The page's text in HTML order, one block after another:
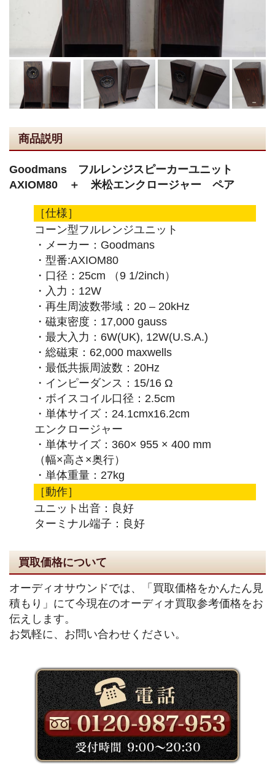
商品説明
Goodmans フルレンジスピーカーユニット
AXIOM80 ＋ 米松エンクロージャー ペア
［仕様］
コーン型フルレンジユニット
・メーカー：Goodmans
・型番:AXIOM80
・口径：25cm （9 1/2inch）
・入力：12W
・再生周波数帯域：20 – 20kHz
・磁束密度：17,000 gauss
・最大入力：6W(UK), 12W(U.S.A.)
・総磁束：62,000 maxwells
・最低共振周波数：20Hz
・インピーダンス：15/16 Ω
・ボイスコイル口径：2.5cm
・単体サイズ：24.1cmx16.2cm
エンクロージャー
・単体サイズ：360× 955 × 400 mm
（幅×高さ×奥行）
・単体重量：27kg
［動作］
ユニット出音：良好
ターミナル端子：良好
買取価格について
オーディオサウンドでは、「買取価格をかんたん見
積もり」にて今現在のオーディオ買取参考価格をお
伝えします。
お気軽に、お問い合わせください。